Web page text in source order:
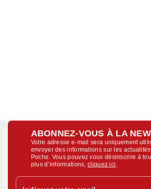
ABONNEZ-VOUS À LA
Votre adresse e-mail sera uniquement
envoyer des informations sur les
Poche. Vous pouvez vous désinscrire à
plus d’informations,cliquez ici